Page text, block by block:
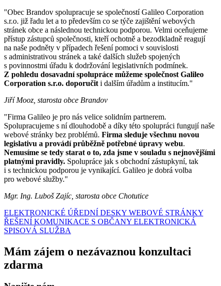
"Obec Brandov spolupracuje se společností Galileo Corporation
s.r.o. již řadu let a to především co se týče zajištění webových
stránek obce a následnou technickou podporou. Velmi oceňujeme
přístup zástupců společnosti, kteří ochotně a bezodkladně reagují
na naše podněty v případech řešení pomoci v souvislosti
s administrativou stránek a také dalších služeb spojených
s povinnostmi úřadu k dodržování legislativních podmínek.
Z pohledu dosavadní spolupráce můžeme společnost Galileo
Corporation s.r.o. doporučit i dalším úřadům a institucím."
Jiří Mooz, starosta obce Brandov
"Firma Galileo je pro nás velice solidním partnerem.
Spolupracujeme s ní dlouhodobě a díky této spolupráci fungují naše
webové stránky bez problémů. Firma sleduje všechnu novou
legislativu a provádí průběžně potřebné úpravy webu.
Nemusíme se tedy starat o to, zda jsme v souladu s nejnovějšími
platnými pravidly. Spolupráce jak s obchodní zástupkyní, tak
i s technickou podporou je vynikající. Galileo je dobrá volba
pro webové služby."
Mgr. Ing. Luboš Zajíc, starosta obce Chotutice
ELEKTRONICKÉ ÚŘEDNÍ DESKY WEBOVÉ STRÁNKY
ŘEŠENÍ KOMUNIKACE S OBČANY ELEKTRONICKÁ
SPISOVÁ SLUŽBA
Mám zájem o nezávaznou konzultaci
zdarma